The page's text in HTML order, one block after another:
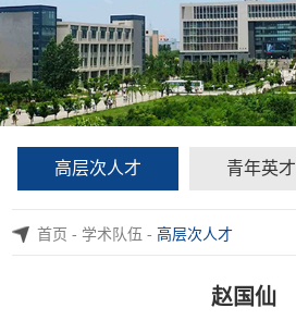
高层次人才 青年英才
首页- 学术队伍- 高层次人才
赵国仙